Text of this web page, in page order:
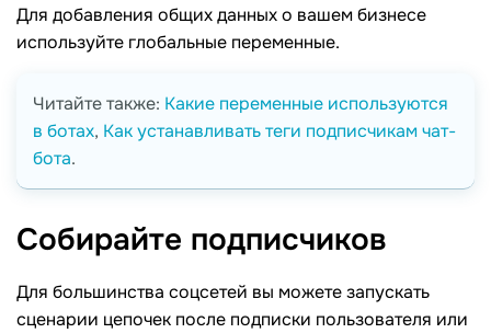
Для добавления общих данных о вашем бизнесе
используйте глобальные переменные.
Читайте также: Какие переменные используются
в ботах, Как устанавливать теги подписчикам чат-
бота.
Собирайте подписчиков
Для большинства соцсетей вы можете запускать
сценарии цепочек после подписки пользователя или